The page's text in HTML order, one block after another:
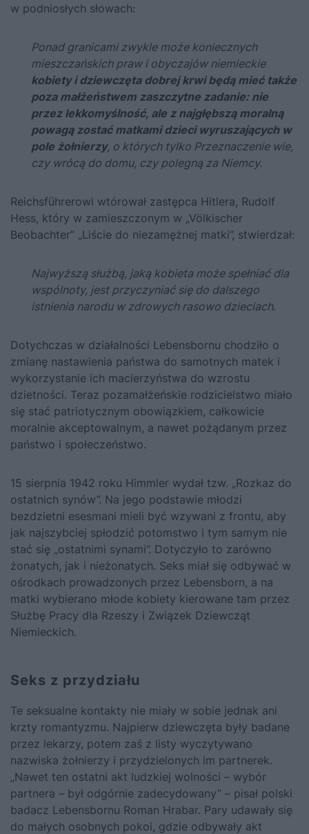
w podniosłych słowach:
Ponad granicami zwykle może koniecznych
mieszczańskich praw i obyczajów niemieckie
kobiety i dziewczęta dobrej krwi będą mieć także
poza małżeństwem zaszczytne zadanie: nie
przez lekkomyślność, ale z najgłębszą moralną
powagą zostać matkami dzieci wyruszających w
pole żołnierzy, o których tylko Przeznaczenie wie,
czy wrócą do domu, czy polegną za Niemcy.
Reichsführerowi wtórował zastępca Hitlera, Rudolf
Hess, który w zamieszczonym w „Völkischer
Beobachter” „Liście do niezamężnej matki”, stwierdzał:
Najwyższą służbą, jaką kobieta może spełniać dla
wspólnoty, jest przyczyniać się do dalszego
istnienia narodu w zdrowych rasowo dzieciach.
Dotychczas w działalności Lebensbornu chodziło o
zmianę nastawienia państwa do samotnych matek i
wykorzystanie ich macierzyństwa do wzrostu
dzietności. Teraz pozamałżeńskie rodzicielstwo miało
się stać patriotycznym obowiązkiem, całkowicie
moralnie akceptowalnym, a nawet pożądanym przez
państwo i społeczeństwo.
15 sierpnia 1942 roku Himmler wydał tzw. „Rozkaz do
ostatnich synów”. Na jego podstawie młodzi
bezdzietni esesmani mieli być wzywani z frontu, aby
jak najszybciej spłodzić potomstwo i tym samym nie
stać się „ostatnimi synami”. Dotyczyło to zarówno
żonatych, jak i nieżonatych. Seks miał się odbywać w
ośrodkach prowadzonych przez Lebensborn, a na
matki wybierano młode kobiety kierowane tam przez
Służbę Pracy dla Rzeszy i Związek Dziewcząt
Niemieckich.
Seks z przydziału
Te seksualne kontakty nie miały w sobie jednak ani
krzty romantyzmu. Najpierw dziewczęta były badane
przez lekarzy, potem zaś z listy wyczytywano
nazwiska żołnierzy i przydzielonych im partnerek.
„Nawet ten ostatni akt ludzkiej wolności – wybór
partnera – był odgórnie zadecydowany” – pisał polski
badacz Lebensbornu Roman Hrabar. Pary udawały się
do małych osobnych pokoi, gdzie odbywały akt